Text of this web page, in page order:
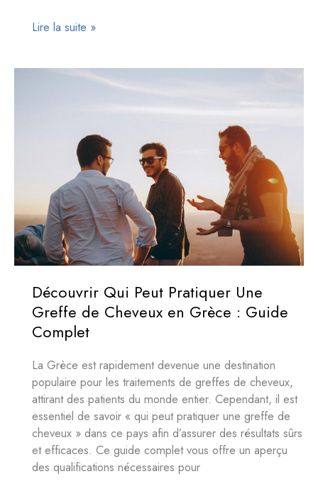
Peut-
Découvrez
l’impact
sur
vos
résultats
Lire la suite »
Découvrir Qui Peut Pratiquer Une
Greffe de Cheveux en Grèce : Guide
Complet
La Grèce est rapidement devenue une destination
populaire pour les traitements de greffes de cheveux,
attirant des patients du monde entier. Cependant, il est
essentiel de savoir « qui peut pratiquer une greffe de
cheveux » dans ce pays afin d’assurer des résultats sûrs
et efficaces. Ce guide complet vous offre un aperçu
des qualifications nécessaires pour